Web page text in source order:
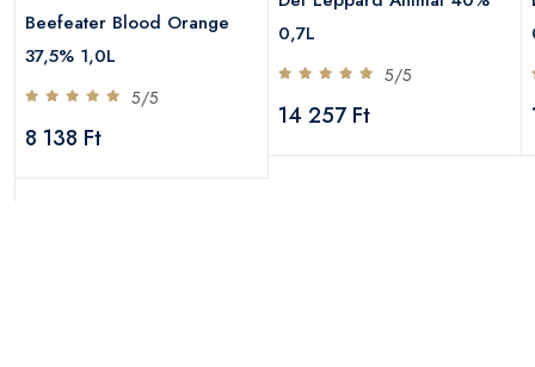
Beefeater Blood Orange
37,5% 1,0L
5/5
8 138 Ft
0,7L
5/5
14 257 Ft